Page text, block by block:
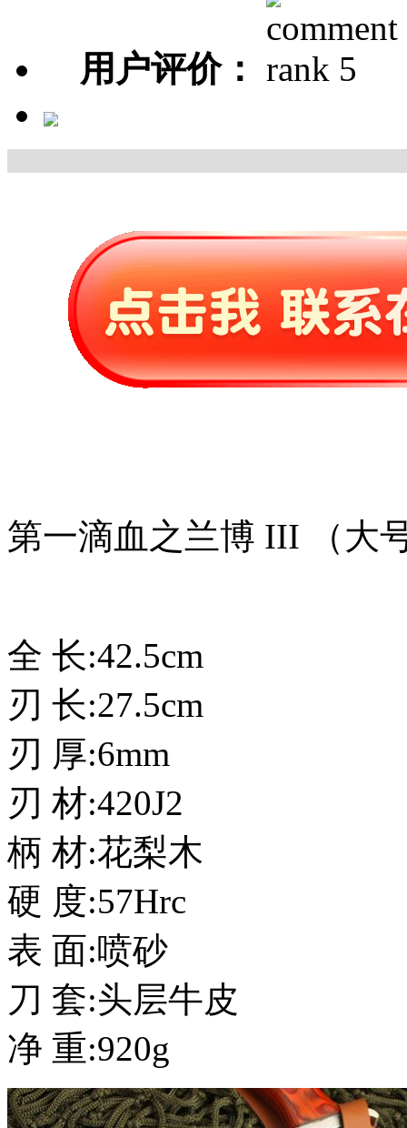
用户评价：
第一滴血之兰博 III （大
全 长:42.5cm
刃 长:27.5cm
刃 厚:6mm
刃 材:420J2
柄 材:花梨木
硬 度:57Hrc
表 面:喷砂
刀 套:头层牛皮
净 重:920g